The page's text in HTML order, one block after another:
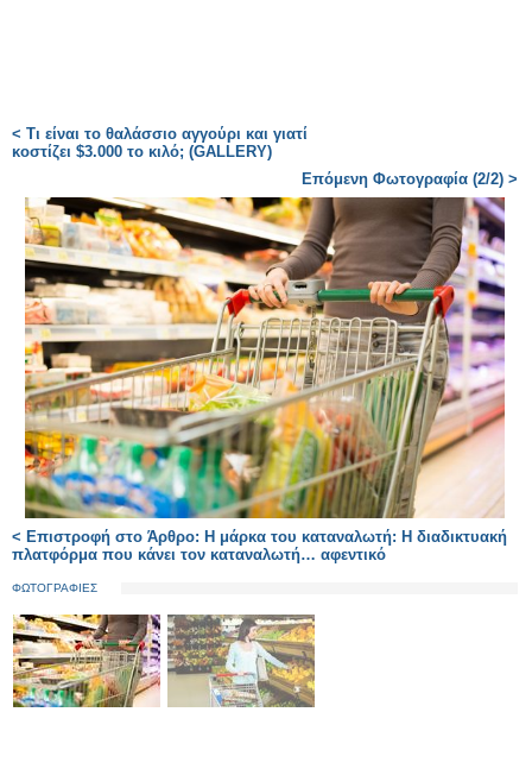
< Τι είναι το θαλάσσιο αγγούρι και γιατί
κοστίζει $3.000 το κιλό; (GALLERY)
Επόμενη Φωτογραφία (2/2) >
< Επιστροφή στο Άρθρο: Η μάρκα του καταναλωτή: Η διαδικτυακή
πλατφόρμα που κάνει τον καταναλωτή… αφεντικό
ΦΩΤΟΓΡΑΦΙΕΣ